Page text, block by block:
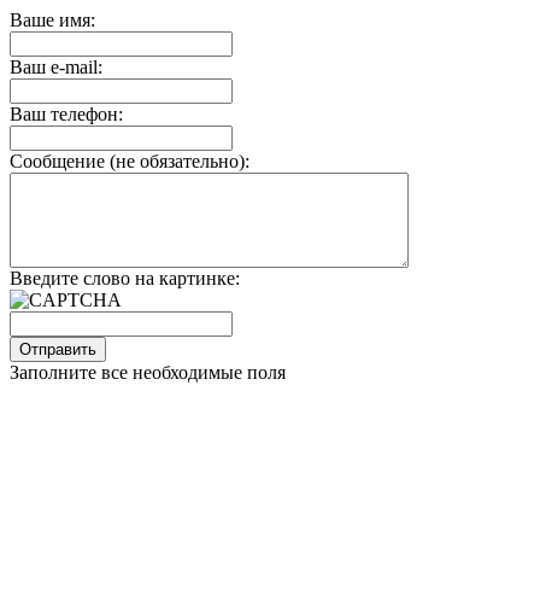
Ваше имя:
Ваш e-mail:
Ваш телефон:
Сообщение (не обязательно):
Введите слово на картинке:
Заполните все необходимые поля